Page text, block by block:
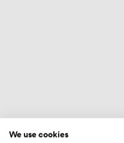
We use cookies